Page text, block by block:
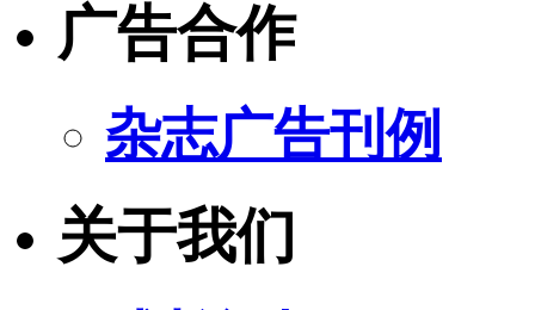
广告合作
杂志广告刊例
关于我们